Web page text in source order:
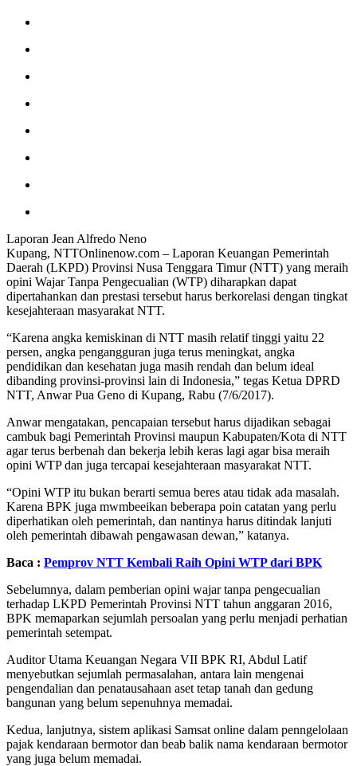
Laporan Jean Alfredo Neno
Kupang, NTTOnlinenow.com – Laporan Keuangan Pemerintah
Daerah (LKPD) Provinsi Nusa Tenggara Timur (NTT) yang meraih
opini Wajar Tanpa Pengecualian (WTP) diharapkan dapat
dipertahankan dan prestasi tersebut harus berkorelasi dengan tingkat
kesejahteraan masyarakat NTT.
“Karena angka kemiskinan di NTT masih relatif tinggi yaitu 22
persen, angka pengangguran juga terus meningkat, angka
pendidikan dan kesehatan juga masih rendah dan belum ideal
dibanding provinsi-provinsi lain di Indonesia,” tegas Ketua DPRD
NTT, Anwar Pua Geno di Kupang, Rabu (7/6/2017).
Anwar mengatakan, pencapaian tersebut harus dijadikan sebagai
cambuk bagi Pemerintah Provinsi maupun Kabupaten/Kota di NTT
agar terus berbenah dan bekerja lebih keras lagi agar bisa meraih
opini WTP dan juga tercapai kesejahteraan masyarakat NTT.
“Opini WTP itu bukan berarti semua beres atau tidak ada masalah.
Karena BPK juga mwmbeeikan beberapa poin catatan yang perlu
diperhatikan oleh pemerintah, dan nantinya harus ditindak lanjuti
oleh pemerintah dibawah pengawasan dewan,” katanya.
Baca : Pemprov NTT Kembali Raih Opini WTP dari BPK
Sebelumnya, dalam pemberian opini wajar tanpa pengecualian
terhadap LKPD Pemerintah Provinsi NTT tahun anggaran 2016,
BPK memaparkan sejumlah persoalan yang perlu menjadi perhatian
pemerintah setempat.
Auditor Utama Keuangan Negara VII BPK RI, Abdul Latif
menyebutkan sejumlah permasalahan, antara lain mengenai
pengendalian dan penatausahaan aset tetap tanah dan gedung
bangunan yang belum sepenuhnya memadai.
Kedua, lanjutnya, sistem aplikasi Samsat online dalam penngelolaan
pajak kendaraan bermotor dan beab balik nama kendaraan bermotor
yang juga belum memadai.